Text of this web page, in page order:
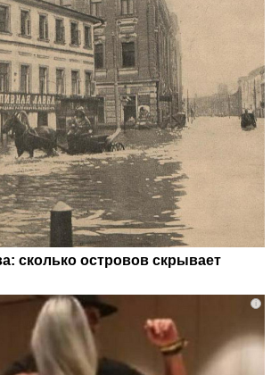
сколько островов скрывает
i